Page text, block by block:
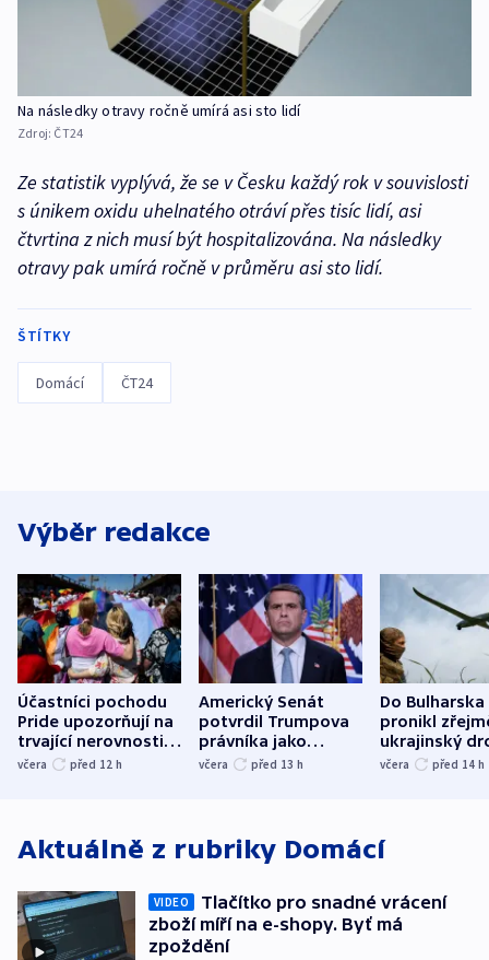
Na následky otravy ročně umírá asi sto lidí
Zdroj: ČT24
Ze statistik vyplývá, že se v Česku každý rok v souvislosti
s únikem oxidu uhelnatého otráví přes tisíc lidí, asi
čtvrtina z nich musí být hospitalizována. Na následky
otravy pak umírá ročně v průměru asi sto lidí.
ŠTÍTKY
Domácí ČT24
Výběr redakce
Účastníci pochodu
Pride upozorňují na
trvající nerovnosti i
společenskou
včera před 12 h
Americký Senát
potvrdil Trumpova
právníka jako
ministra
včera před 13 h
Do Bulharska
pronikl
ukrajinský
explodoval
včera před 14 h
Aktuálně z rubriky Domácí
VIDEO
Tlačítko pro snadné vrácení
zboží míří na e-shopy. Byť má
zpoždění